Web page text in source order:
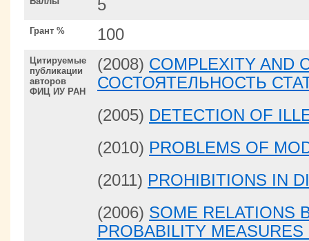
5
Грант % 100
Цитируемые
публикации
авторов
ФИЦ ИУ РАН
(2008) COMPLEXITY AND
СОСТОЯТЕЛЬНОСТЬ
(2005) DETECTION OF
(2010) PROBLEMS OF
(2011) PROHIBITIONS IN
(2006) SOME RELATIONS
PROBABILITY